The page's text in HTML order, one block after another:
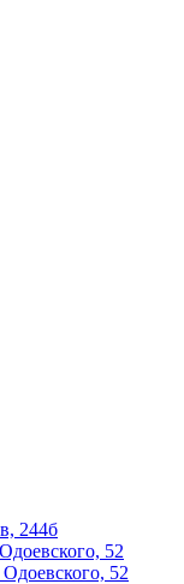
244б
52
52